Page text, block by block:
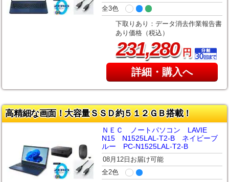
全3色
下取りあり：データ消去作業報告書
あり価格（税込）
231,280円
詳細・購入へ
高精細な画面！大容量ＳＳＤ約５１２ＧＢ搭載！
ＮＥＣ ノートパソコン LAVIE
N15 N1525LAL-T2-B ネイビーブ
ルー PC-N1525LAL-T2-B
08月12日お届け可能
全2色